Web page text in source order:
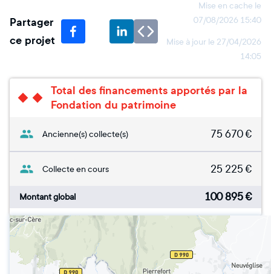
Partager
ce projet
Mise en cache le
07/08/2026 15:40
Mise à jour le 27/04/2026
14:05
Total des financements apportés par la
Fondation du patrimoine
Ancienne(s) collecte(s) 75 670€
Collecte en cours 25 225 €
Montant global 100 895€